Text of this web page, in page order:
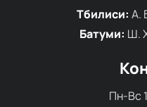
Тбилиси: А.
Батуми: Ш.
Пн-Вс